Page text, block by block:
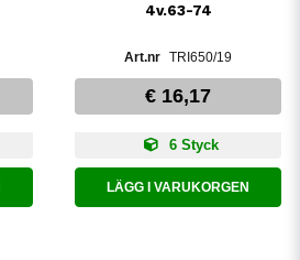
4v.63-74
TRI650/19
€ 16,17
6 Styck
LÄGG I VARUKORGEN